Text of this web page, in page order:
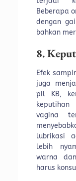
Beberapa
dengan
bahkan
8.
Efek
juga
pil KB,
vagina
lubrikasi
lebih
warna
harus